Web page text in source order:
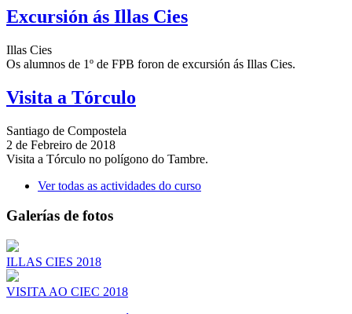
Excursión ás Illas Cies
Illas Cies
Os alumnos de 1º de FPB foron de excursión ás Illas Cies.
Visita a Tórculo
Santiago de Compostela
2 de Febreiro de 2018
Visita a Tórculo no polígono do Tambre.
Ver todas as actividades do curso
Galerías de fotos
ILLAS CIES 2018
VISITA AO CIEC 2018